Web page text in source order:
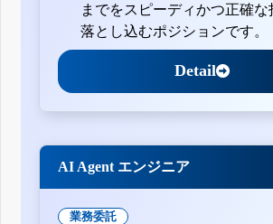
までをスピーディかつ正確な
落とし込むポジションです。
Detail
AI Agent エンジニア
業務委託